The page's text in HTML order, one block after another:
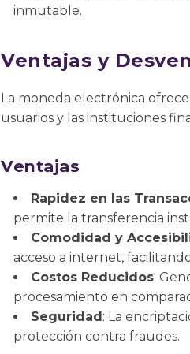
inmutable.
Ventajas y
La moneda electrónica
usuarios y las instituciones
Ventajas
Rapidez en las
permite la transferencia
Comodidad y
acceso a internet,
Costos Reducidos:
procesamiento en
Seguridad : La
protección contra fraudes.